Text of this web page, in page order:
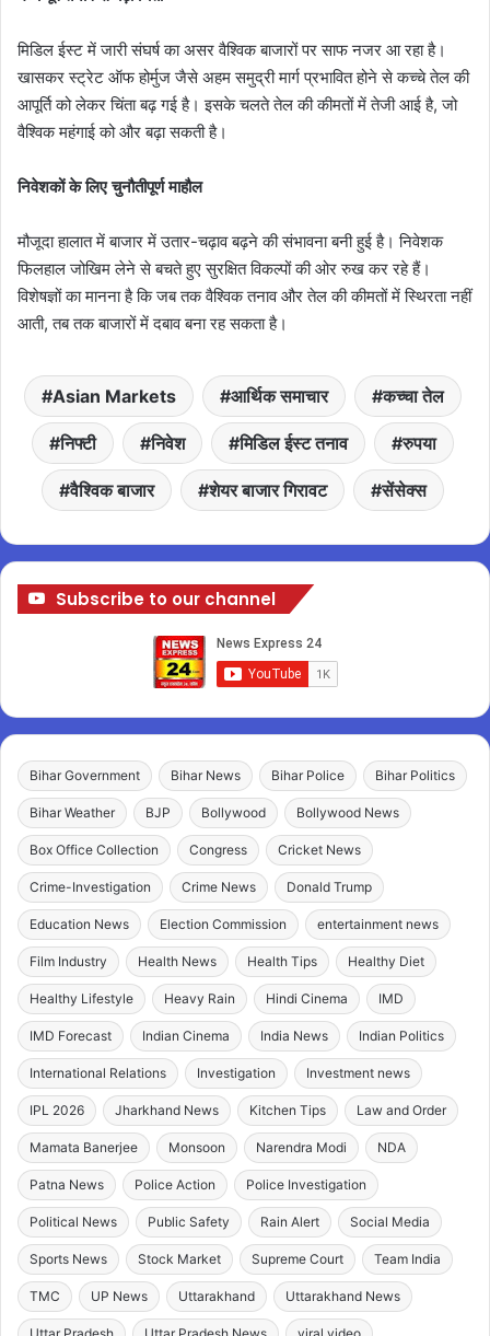
मिडिल ईस्ट में जारी संघर्ष का असर वैश्विक बाजारों पर साफ नजर आ रहा है।
खासकर स्ट्रेट ऑफ होर्मुज जैसे अहम समुद्री मार्ग प्रभावित होने से कच्चे तेल की
आपूर्ति को लेकर चिंता बढ़ गई है। इसके चलते तेल की कीमतों में तेजी आई है, जो
वैश्विक महंगाई को और बढ़ा सकती है।
निवेशकों के लिए चुनौतीपूर्ण माहौल
मौजूदा हालात में बाजार में उतार-चढ़ाव बढ़ने की संभावना बनी हुई है। निवेशक
फिलहाल जोखिम लेने से बचते हुए सुरक्षित विकल्पों की ओर रुख कर रहे हैं।
विशेषज्ञों का मानना है कि जब तक वैश्विक तनाव और तेल की कीमतों में स्थिरता नहीं
आती, तब तक बाजारों में दबाव बना रह सकता है।
Asian Markets आर्थिक समाचार कच्चा तेल
निफ्टी निवेश मिडिल ईस्ट तनाव रुपया
वैश्विक बाजार शेयर बाजार गिरावट सेंसेक्स
Subscribe to our channel
Bihar Government Bihar News Bihar Police Bihar Politics
Bihar Weather BJP Bollywood Bollywood News
Box Office Collection Congress Cricket News
Crime-Investigation Crime News Donald Trump
Education News Election Commission entertainment news
Film Industry Health News Health Tips Healthy Diet
Healthy Lifestyle Heavy Rain Hindi Cinema IMD
IMD Forecast Indian Cinema India News Indian Politics
International Relations Investigation Investment news
IPL 2026 Jharkhand News Kitchen Tips Law and Order
Mamata Banerjee Monsoon Narendra Modi NDA
Patna News Police Action Police Investigation
Political News Public Safety Rain Alert Social Media
Sports News Stock Market Supreme Court Team India
TMC UP News Uttarakhand Uttarakhand News